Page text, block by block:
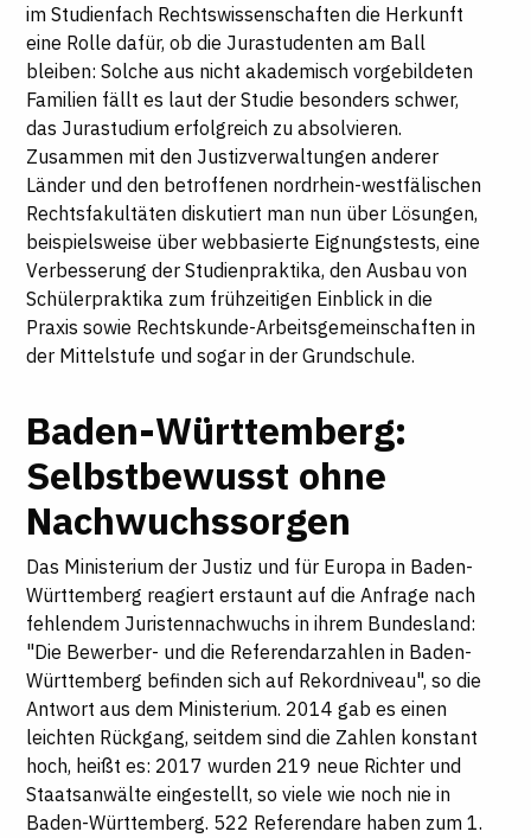
im Studienfach Rechtswissenschaften die Herkunft
eine Rolle dafür, ob die Jurastudenten am Ball
bleiben: Solche aus nicht akademisch vorgebildeten
Familien fällt es laut der Studie besonders schwer,
das Jurastudium erfolgreich zu absolvieren.
Zusammen mit den Justizverwaltungen anderer
Länder und den betroffenen nordrhein-westfälischen
Rechtsfakultäten diskutiert man nun über Lösungen,
beispielsweise über webbasierte Eignungstests, eine
Verbesserung der Studienpraktika, den Ausbau von
Schülerpraktika zum frühzeitigen Einblick in die
Praxis sowie Rechtskunde-Arbeitsgemeinschaften in
der Mittelstufe und sogar in der Grundschule.
Baden-Württemberg:
Selbstbewusst ohne
Nachwuchssorgen
Das Ministerium der Justiz und für Europa in Baden-
Württemberg reagiert erstaunt auf die Anfrage nach
fehlendem Juristennachwuchs in ihrem Bundesland:
"Die Bewerber- und die Referendarzahlen in Baden-
Württemberg befinden sich auf Rekordniveau", so die
Antwort aus dem Ministerium. 2014 gab es einen
leichten Rückgang, seitdem sind die Zahlen konstant
hoch, heißt es: 2017 wurden 219 neue Richter und
Staatsanwälte eingestellt, so viele wie noch nie in
Baden-Württemberg. 522 Referendare haben zum 1.